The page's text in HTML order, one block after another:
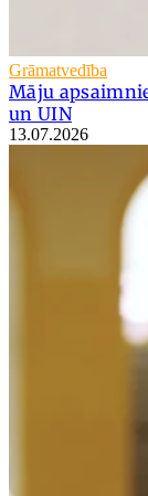
Grāmatvedība
Māju
un UIN
13.07.2026